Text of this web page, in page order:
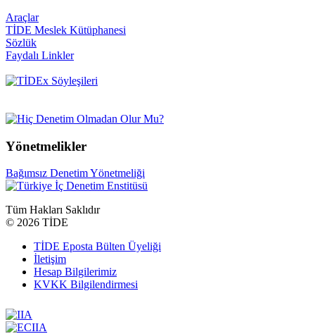
Araçlar
TİDE Meslek Kütüphanesi
Sözlük
Faydalı Linkler
Yönetmelikler
Bağımsız Denetim Yönetmeliği
Tüm Hakları Saklıdır
© 2026 TİDE
TİDE Eposta Bülten Üyeliği
İletişim
Hesap Bilgilerimiz
KVKK Bilgilendirmesi